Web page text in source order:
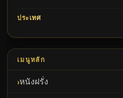
ประเทศ
เมนูหลัก
หนังฝรั่ง